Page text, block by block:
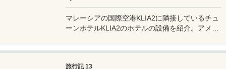
マレーシアの国際空港KLIA2に隣接しているチュ
ーンホテルKLIA2のホテルの設備を紹介。アメニ
旅行記 13